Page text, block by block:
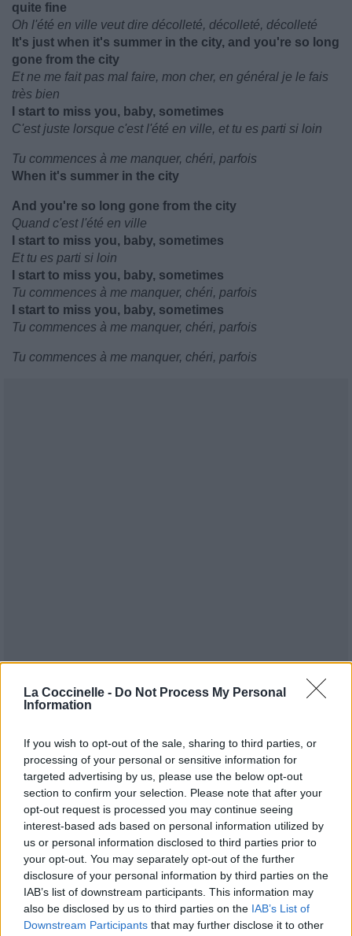
La Coccinelle - Do Not Process My Personal
Information
If you wish to opt-out of the sale, sharing to third parties, or
processing of your personal or sensitive information for
targeted advertising by us, please use the below opt-out
section to confirm your selection. Please note that after your
opt-out request is processed you may continue seeing
interest-based ads based on personal information utilized by
us or personal information disclosed to third parties prior to
your opt-out. You may separately opt-out of the further
disclosure of your personal information by third parties on the
IAB’s list of downstream participants. This information may
also be disclosed by us to third parties on the IAB’s List of
Downstream Participants that may further disclose it to other
quite fine
Oh l'été en ville veut dire décolleté, décolleté, décolleté
It's just when it's summer in the city, and you're so long
gone from the city
Et ne me fait pas mal faire, mon cher, en général je le fais
très bien
I start to miss you, baby, sometimes
C'est juste lorsque c'est l'été en ville, et tu es parti si loin
Tu commences à me manquer, chéri, parfois
When it's summer in the city
And you're so long gone from the city
Quand c'est l'été en ville
I start to miss you, baby, sometimes
Et tu es parti si loin
I start to miss you, baby, sometimes
Tu commences à me manquer, chéri, parfois
I start to miss you, baby, sometimes
Tu commences à me manquer, chéri, parfois
Tu commences à me manquer, chéri, parfois
Publié parCoccigruelle 8846 3 3 6 le 23 juillet 2007
à 15h27.
Albums : Begin To Hope
Téléchargement
Commentaires